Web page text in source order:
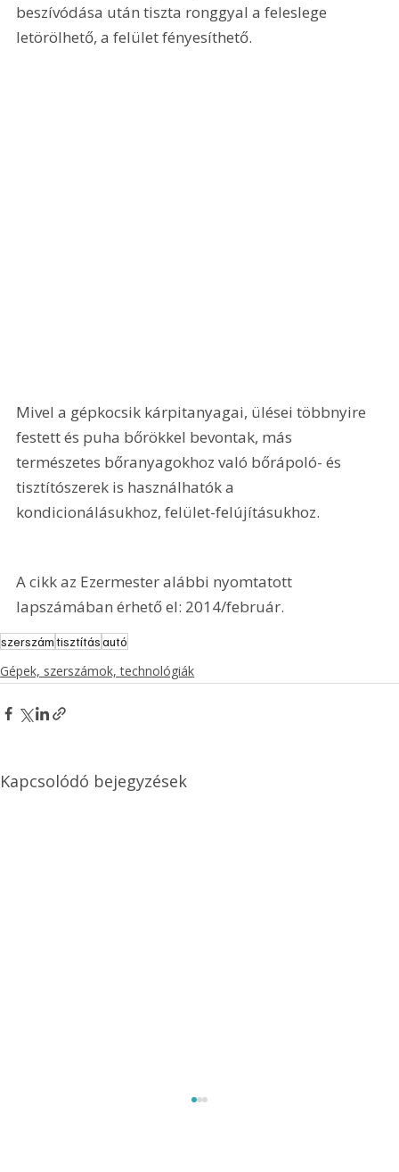
beszívódása után tiszta ronggyal a feleslege
letörölhető, a felület fényesíthető.
Mivel a gépkocsik kárpitanyagai, ülései többnyire
festett és puha bőrökkel bevontak, más
természetes bőranyagokhoz való bőrápoló- és
tisztítószerek is használhatók a
kondicionálásukhoz, felület-felújításukhoz.
A cikk az Ezermester alábbi nyomtatott
lapszámában érhető el: 2014/február.
szerszámtisztításautó
Gépek, szerszámok, technológiák
Kapcsolódó bejegyzések